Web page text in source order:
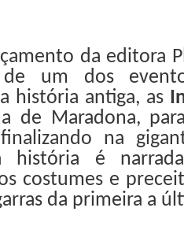
da editora
de um dos
história antiga, as
de Maradona,
na
história é
costumes e
da primeira a